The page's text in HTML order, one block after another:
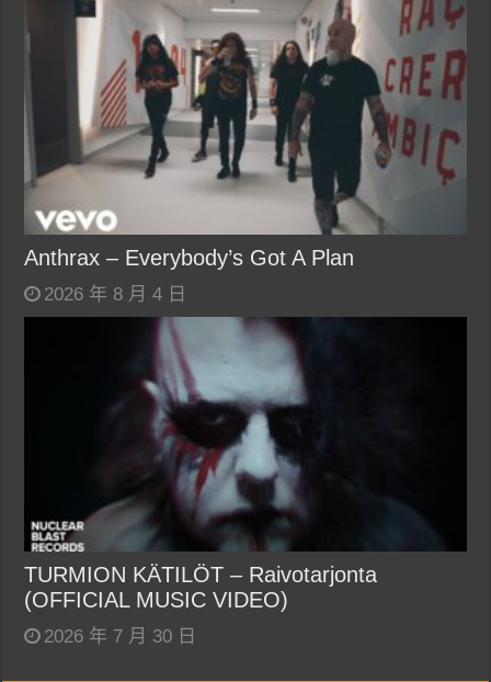
Anthrax – Everybody’s Got A Plan
2026 年 8 月 4 日
TURMION KÄTILÖT – Raivotarjonta
(OFFICIAL MUSIC VIDEO)
2026 年 7 月 30 日